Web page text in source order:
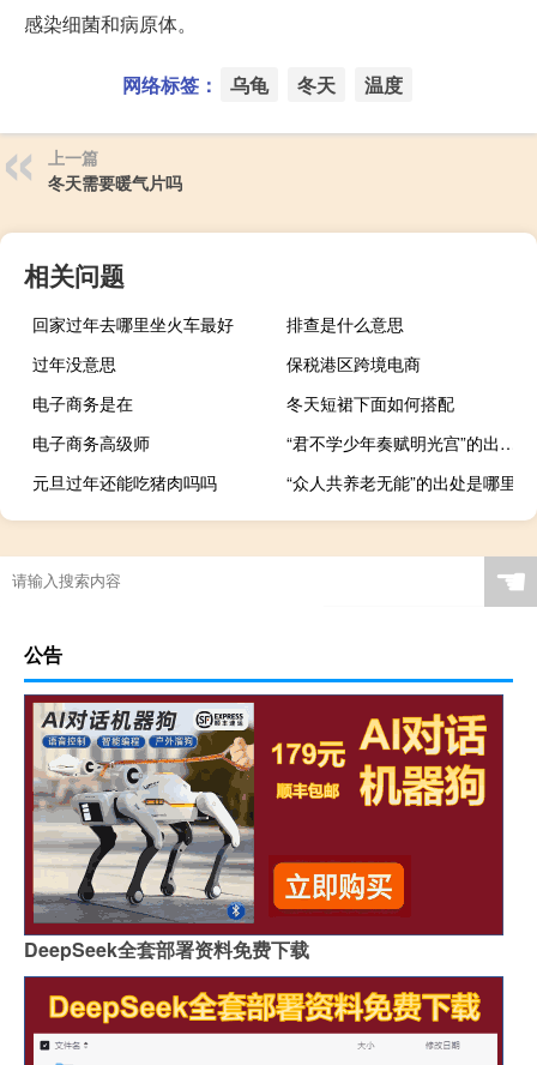
感染细菌和病原体。
网络标签： 乌龟 冬天 温度
上一篇
冬天需要暖气片吗
相关问题
回家过年去哪里坐火车最好
排查是什么意思
过年没意思
保税港区跨境电商
电子商务是在
冬天短裙下面如何搭配
电子商务高级师
“君不学少年奏赋明光宫”的出处是哪里
元旦过年还能吃猪肉吗吗
“众人共养老无能”的出处是哪里
☚
公告
DeepSeek全套部署资料免费下载